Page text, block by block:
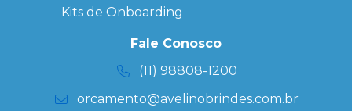
Ecobag
Personalizada
Kits
Kits de Onboarding
Fale Conosco
(11) 98808-1200
orcamento@avelinobrindes.com.br